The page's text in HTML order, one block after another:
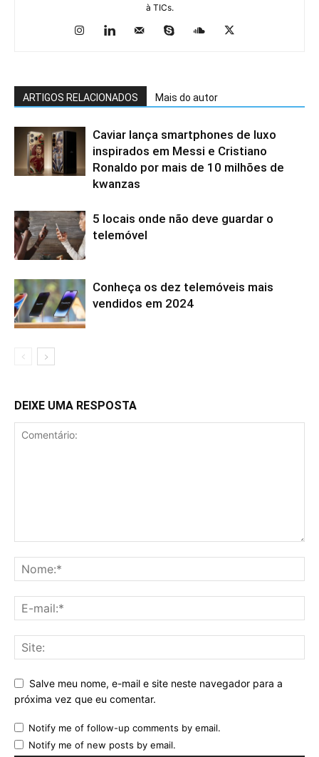
à TICs.
ARTIGOS RELACIONADOS Mais do autor
Caviar lança smartphones de luxo
inspirados em Messi e Cristiano
Ronaldo por mais de 10 milhões de
kwanzas
5 locais onde não deve guardar o
telemóvel
Conheça os dez telemóveis mais
vendidos em 2024
DEIXE UMA RESPOSTA
Salve meu nome, e-mail e site neste navegador para a
próxima vez que eu comentar.
Notify me of follow-up comments by email.
Notify me of new posts by email.